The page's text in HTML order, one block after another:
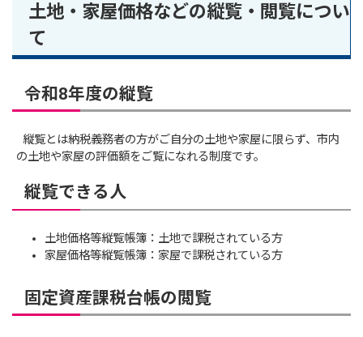
土地・家屋価格などの縦覧・閲覧につい
て
令和8年度の縦覧
縦覧とは納税義務者の方がご自分の土地や家屋に限らず、市内
の土地や家屋の評価額をご覧になれる制度です。
縦覧できる人
土地価格等縦覧帳簿：土地で課税されている方
家屋価格等縦覧帳簿：家屋で課税されている方
固定資産課税台帳の閲覧